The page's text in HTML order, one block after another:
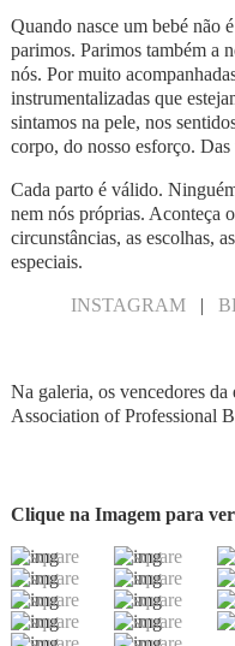
Quando nasce um bebé não
parimos. Parimos também a
nós. Por muito
instrumentalizadas que
sintamos na pele, nos
corpo, do nosso esforço.
Cada parto é válido.
nem nós próprias. Aconteça
circunstâncias, as escolhas,
especiais.
INSTAGRAM|
Na galeria, os vencedores
Association of Professional
Clique na Imagem para